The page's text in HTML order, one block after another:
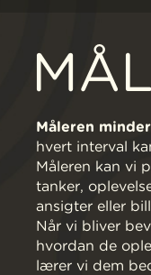
Måleren
hvert interval
Måleren kan vi
tanker,
ansigter eller
Når vi bliver
hvordan de
lærer vi dem